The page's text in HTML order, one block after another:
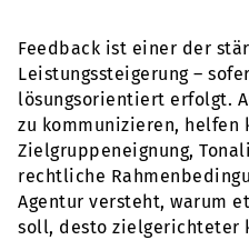
Feedback ist einer der
Leistungssteigerung –
lösungsorientiert erfolgt.
zu kommunizieren,
Zielgruppeneignung,
rechtliche
Agentur versteht, warum
soll, desto zielgerichteter